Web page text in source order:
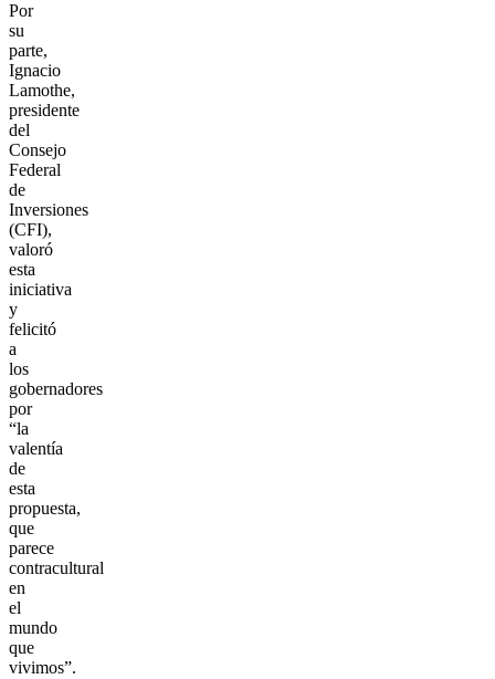
Por
su
parte,
Ignacio
Lamothe,
presidente
del
Consejo
Federal
de
Inversiones
(CFI),
valoró
esta
iniciativa
y
felicitó
a
los
gobernadores
por
“la
valentía
de
esta
propuesta,
que
parece
contracultural
en
el
mundo
que
vivimos”.